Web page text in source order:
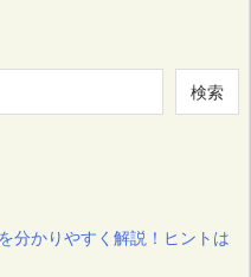
検索
分かりやすく解説！ヒントは